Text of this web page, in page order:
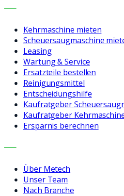
LEISTUNGEN
Kehrmaschine mieten
Scheuersaugmaschine
Leasing
Wartung & Service
Ersatzteile bestellen
Reinigungsmittel
Entscheidungshilfe
Kaufratgeber
Kaufratgeber
Ersparnis berechnen
UNTERNEHMEN
Über Metech
Unser Team
Nach Branche